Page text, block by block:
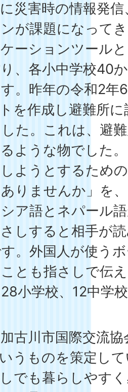
災害時の情報発
が課題になって
ーションツール
、各小中学校40
。昨年の令和2年
を作成し避難所
た。これは、避
ような物でした
ようとするため
りませんか」を
ア語とネパール
しすると相手が
。外国人が使う
とも指さしで伝
小学校、12中学
古川市国際交流
うものを策定し
でも暮らしやす